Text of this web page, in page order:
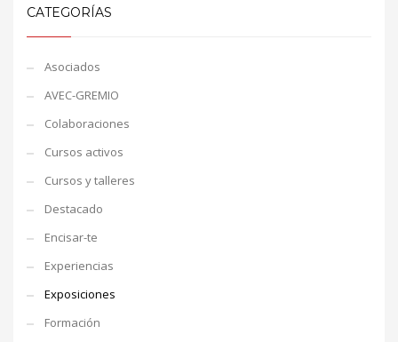
CATEGORÍAS
Asociados
AVEC-GREMIO
Colaboraciones
Cursos activos
Cursos y talleres
Destacado
Encisar-te
Experiencias
Exposiciones
Formación